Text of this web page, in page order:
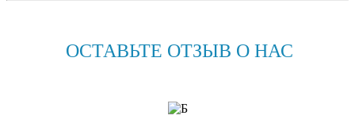
ОСТАВЬТЕ ОТЗЫВ О НАС